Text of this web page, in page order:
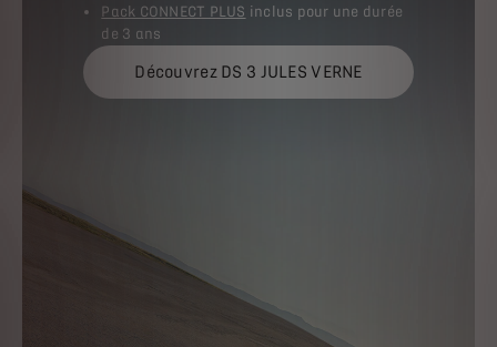
Pack CONNECT PLUS inclus pour une durée
de 3 ans
Découvrez DS 3 JULES VERNE